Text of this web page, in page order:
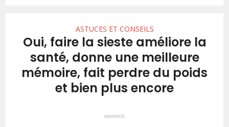
ASTUCES ET CONSEILS
Oui, faire la sieste améliore la
santé, donne une meilleure
mémoire, fait perdre du poids
et bien plus encore
ANNONCE